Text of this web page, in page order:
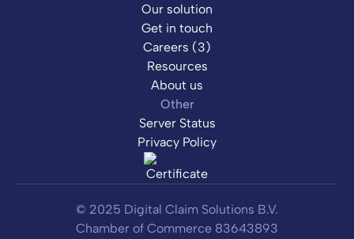
Our solution
Get in touch
Careers (3)
Resources
About us
Other
Server Status
Privacy Policy
© 2025 Digital Claim Solutions B.V.
Chamber of Commerce 83643893